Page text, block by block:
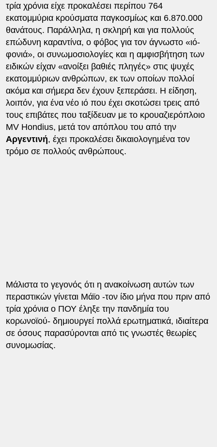
τρία χρόνια είχε προκαλέσει περίπου 764
εκατομμύρια κρούσματα παγκοσμίως και 6.870.000
θανάτους. Παράλληλα, η σκληρή και για πολλούς
επώδυνη καραντίνα, ο φόβος για τον άγνωστο «ιό-
φονιά», οι συνωμοσιολογίες και η αμφισβήτηση των
ειδικών είχαν «ανοίξει βαθιές πληγές» στις ψυχές
εκατομμύριων ανθρώπων, εκ των οποίων πολλοί
ακόμα και σήμερα δεν έχουν ξεπεράσει. Η είδηση,
λοιπόν, για ένα νέο ιό που έχει σκοτώσει τρεις από
τους επιβάτες που ταξίδευαν με το κρουαζιερόπλοιο
MV Hondius, μετά τον απόπλου του από την
Αργεντινή, έχει προκαλέσει δικαιολογημένα τον
τρόμο σε πολλούς ανθρώπους.
Μάλιστα το γεγονός ότι η ανακοίνωση αυτών των
περαστικών γίνεται Μάϊο -τον ίδιο μήνα που πριν από
τρία χρόνια ο ΠΟΥ έληξε την πανδημία του
κορωνοϊού- δημιουργεί πολλά ερωτηματικά, ιδιαίτερα
σε όσους παρασύρονται από τις γνωστές θεωρίες
συνομωσίας.